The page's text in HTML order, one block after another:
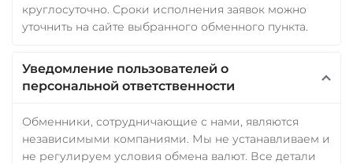
круглосуточно. Сроки исполнения заявок можно
уточнить на сайте выбранного обменного пункта.
Уведомление пользователей о
персональной ответственности
Обменники, сотрудничающие с нами, являются
независимыми компаниями. Мы не устанавливаем и
не регулируем условия обмена валют. Все детали